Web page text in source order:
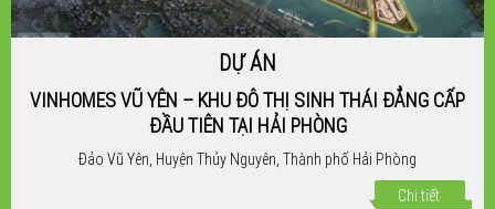
DỰ ÁN
VINHOMES VŨ YÊN – KHU ĐÔ THỊ SINH THÁI ĐẲNG CẤP
ĐẦU TIÊN TẠI HẢI PHÒNG
Đảo Vũ Yên, Huyện Thủy Nguyên, Thành phố Hải Phòng
Chi tiết